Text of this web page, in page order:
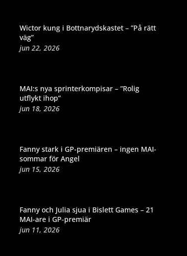
Wictor kung i Bottnarydskastet – ”På rätt
väg”
jun 22, 2026
MAI:s nya sprinterkompisar – ”Rolig
utflykt ihop”
jun 18, 2026
Fanny stark i GP-premiären – ingen MAI-
sommar för Angel
jun 15, 2026
Fanny och Julia sjua i Bislett Games – 21
MAI-are i GP-premiär
jun 11, 2026